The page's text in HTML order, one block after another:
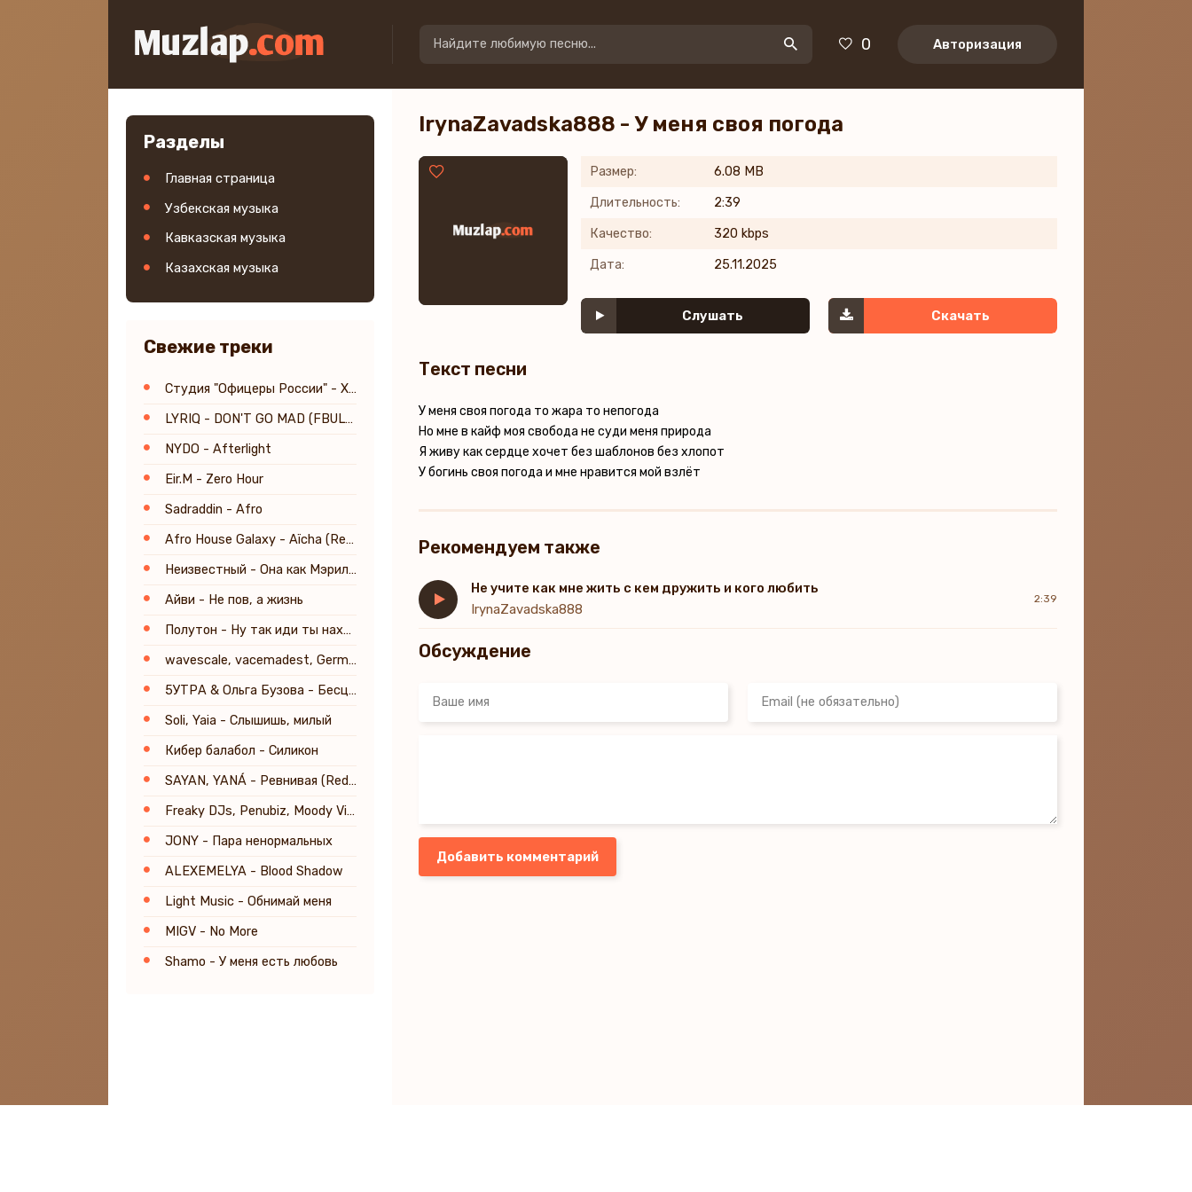
0 Авторизация
Разделы
Главная страница
Узбекская музыка
Кавказская музыка
Казахская музыка
Свежие треки
Студия "Офицеры России" - Холоп
LYRIQ - DON'T GO MAD (FBULV Remix) [Radio Edit]
NYDO - Afterlight
Eir.M - Zero Hour
Sadraddin - Afro
Afro House Galaxy - Aïcha (Remember The Time)
Неизвестный - Она как Мэрилин Монро
Айви - Не пов, а жизнь
Полутон - Ну так иди ты нахуй, если я весь такой плохой
wavescale, vacemadest, German Geraskin - Моё лето (Remix)
5УТРА & Ольга Бузова - Бесценна(Red Line & M1CH3L P. Radio Remix)
Soli, Yaia - Слышишь, милый
Кибер балабол - Силикон
SAYAN, YANÁ - Ревнивая (Red Line & M1CH3L P Radio Remix)
Freaky DJs, Penubiz, Moody Violet - Stuck on You
JONY - Пара ненормальных
ALEXEMELYA - Blood Shadow
Light Music - Обнимай меня
MIGV - No More
Shamo - У меня есть любовь
IrynaZavadska888 - У меня своя погода
Размер: 6.08 MB
Длительность: 2:39
Качество: 320 kbps
Дата: 25.11.2025
Слушать Скачать
Текст песни
У меня своя погода то жара то непогода
Но мне в кайф моя свобода не суди меня природа
Я живу как сердце хочет без шаблонов без хлопот
У богинь своя погода и мне нравится мой взлёт
Рекомендуем также
Не учите как мне жить c кем дружить и кого любить
IrynaZavadska888
2:39
Обсуждение
Добавить комментарий